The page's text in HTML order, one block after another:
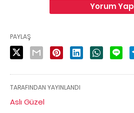
Yorum Yap
PAYLAŞ
TARAFINDAN YAYINLANDI
Aslı Güzel